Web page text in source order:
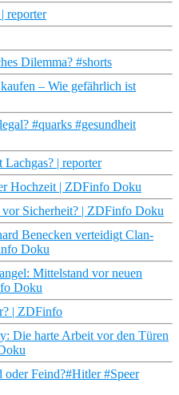
reporter
Dilemma? #shorts
– Wie gefährlich ist
#quarks #gesundheit
| reporter
Hochzeit | ZDFinfo Doku
Sicherheit? | ZDFinfo Doku
Benecken verteidigt Clan-
Doku
Mittelstand vor neuen
Doku
| ZDFinfo
Die harte Arbeit vor den Türen
Feind?#Hitler #Speer